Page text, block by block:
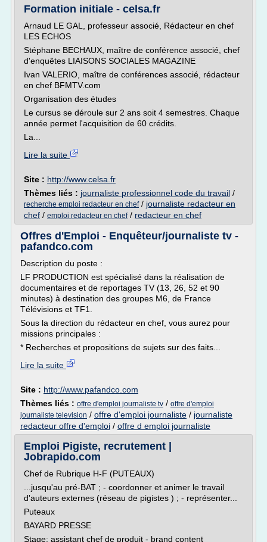
Formation initiale - celsa.fr
Arnaud LE GAL, professeur associé, Rédacteur en chef
LES ECHOS
Stéphane BECHAUX, maître de conférence associé, chef
d'enquêtes LIAISONS SOCIALES MAGAZINE
Ivan VALERIO, maître de conférences associé, rédacteur
en chef BFMTV.com
Organisation des études
Le cursus se déroule sur 2 ans soit 4 semestres. Chaque
année permet l'acquisition de 60 crédits.
La...
Lire la suite
Site : http://www.celsa.fr
Thèmes liés : journaliste professionnel code du travail /
recherche emploi redacteur en chef/ journaliste redacteur en
chef / emploi redacteur en chef/ redacteur en chef
Offres d'Emploi - Enquêteur/journaliste tv -
pafandco.com
Description du poste :
LF PRODUCTION est spécialisé dans la réalisation de
documentaires et de reportages TV (13, 26, 52 et 90
minutes) à destination des groupes M6, de France
Télévisions et TF1.
Sous la direction du rédacteur en chef, vous aurez pour
missions principales :
* Recherches et propositions de sujets sur des faits...
Lire la suite
Site : http://www.pafandco.com
Thèmes liés : offre d'emploi journaliste tv / offre d'emploi
journaliste television / offre d'emploi journaliste / journaliste
redacteur offre d'emploi / offre d emploi journaliste
Emploi Pigiste, recrutement |
Jobrapido.com
Chef de Rubrique H-F (PUTEAUX)
...jusqu'au pré-BAT ; - coordonner et animer le travail
d'auteurs externes (réseau de pigistes ) ; - représenter...
Puteaux
BAYARD PRESSE
Stage: assistant chef de produit - brand content